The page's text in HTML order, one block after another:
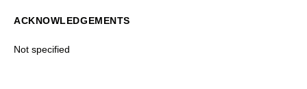
ACKNOWLEDGEMENTS
Not specified